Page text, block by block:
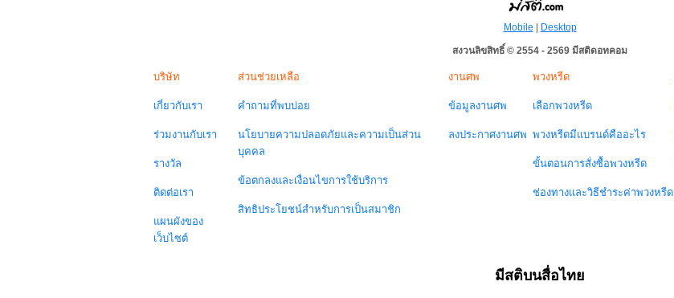
Mobile | Desktop
สงวนลิขสิทธิ์ © 2554 - 2569 มีสติดอทคอม
บริษัท
เกี่ยวกับเรา
ร่วมงานกับเรา
รางวัล
ติดต่อเรา
แผนผังของ
เว็บไซต์
ส่วนช่วยเหลือ
คำถามที่พบบ่อย
นโยบายความปลอดภัยและความเป็นส่วน
บุคคล
ข้อตกลงและเงื่อนไขการใช้บริการ
สิทธิประโยชน์สำหรับการเป็นสมาชิก
งานศพ
ข้อมูลงานศพ
ลงประกาศงานศพ
พวงหรีด
เลือกพวงหรีด
พวงหรีดมีแบรนด์คืออะไร
ขั้นตอนการสั่งซื้อพวงหรีด
ช่องทางและวิธีชำระค่าพวงหรีด
มีสติบนสื่อไทย